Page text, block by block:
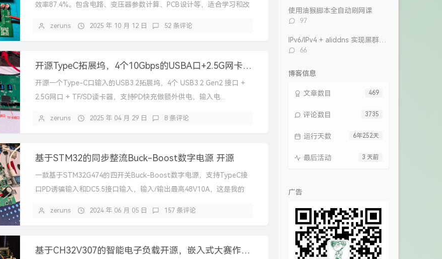
效率87.4%。包含电路、变压器参数计算、PCB设计等，适合学习和改
zeruns 2025 年 10 月 12 日 52 条评论
开源TypeC拓展坞，4个10Gbps的USBA口+2.5G网卡+读卡器，VL822+RTL8156BG+GL3224
开源一个Type-C口输入的USB3.2拓展坞，4个 USB3.2 Gen2 接口 +
2.5G网口 + TF/SD读卡器，支持PD快充做额外供电，输入电...
zeruns 2025 年 04 月 29 日 8 条评论
基于STM32的同步整流Buck-Boost数字电源 开源
一款基于STM32G474的四开关Buck-Boost数字电源，支持TypeC接
口PD诱骗输入和DC5.5接口输入，输入/输出最高48V10A，这是我的
zeruns 2024 年 06 月 05 日 157 条评论
基于CH32V307的智能电子负载开源，嵌入式大赛作品开源
数：
使用油猴脚本全自动刷网课
评
数：
97
评
66
博客信息
469
文章数目
3735
评论数目
6年252天
运行天数
3 天前
最后活动
广告